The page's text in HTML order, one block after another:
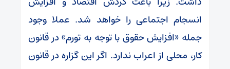
انسجام اجتماعی را خواهد شد. عملا وجود
جمله «افزایش حقوق با توجه به تورم» در قانون
کار، محلی از اعراب ندارد. اگر این گزاره در قانون